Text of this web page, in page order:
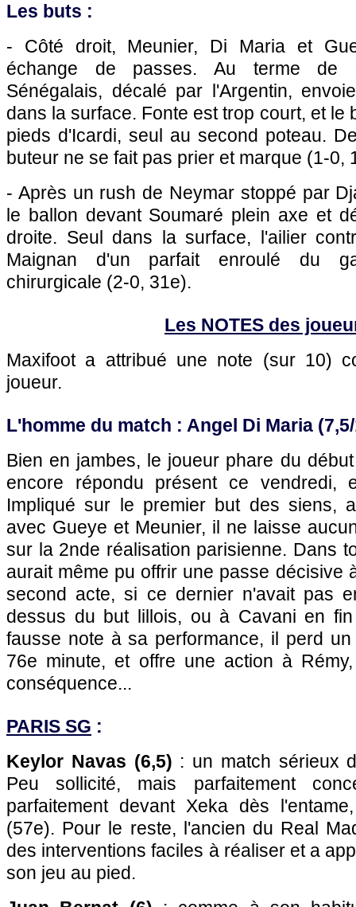
Les buts :
- Côté droit, Meunier, Di Maria et
échange de passes. Au terme de
Sénégalais, décalé par l'Argentin,
dans la surface. Fonte est trop court, et le
pieds d'Icardi, seul au second poteau.
buteur ne se fait pas prier et marque (1-0,
- Après un rush de Neymar stoppé par
le ballon devant Soumaré plein axe et
droite. Seul dans la surface, l'ailier
Maignan d'un parfait enroulé du
chirurgicale (2-0, 31e).
Les NOTES des
Maxifoot a attribué une note (sur 10)
joueur.
L'homme du match : Angel Di Maria
Bien en jambes, le joueur phare du
encore répondu présent ce vendredi,
Impliqué sur le premier but des siens,
avec Gueye et Meunier, il ne laisse
sur la 2nde réalisation parisienne. Dans
aurait même pu offrir une passe décisive
second acte, si ce dernier n'avait pas
dessus du but lillois, ou à Cavani en
fausse note à sa performance, il perd
76e minute, et offre une action à
conséquence...
PARIS SG :
Keylor Navas (6,5) : un match sérieux
Peu sollicité, mais parfaitement
parfaitement devant Xeka dès
(57e). Pour le reste, l'ancien du Real
des interventions faciles à réaliser et a
son jeu au pied.